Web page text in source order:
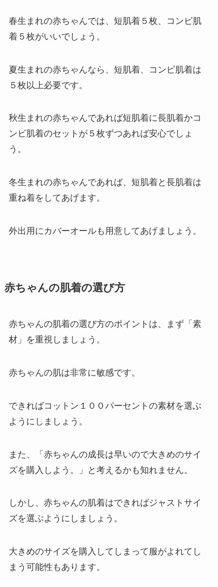
春生まれの赤ちゃんでは、短肌着５枚、コンビ肌
着５枚がいいでしょう。
夏生まれの赤ちゃんなら、短肌着、コンビ肌着は
５枚以上必要です。
秋生まれの赤ちゃんであれば短肌着に長肌着かコ
ンビ肌着のセットが５枚ずつあれば安心でしょ
う。
冬生まれの赤ちゃんであれば、短肌着と長肌着は
重ね着をしてあげます。
外出用にカバーオールも用意してあげましょう。
赤ちゃんの肌着の選び方
赤ちゃんの肌着の選び方のポイントは、まず「素
材」を重視しましょう。
赤ちゃんの肌は非常に敏感です。
できればコットン１００パーセントの素材を選ぶ
ようにしましょう。
また、「赤ちゃんの成長は早いので大きめのサイ
ズを購入しよう。」と考えるかも知れません。
しかし、赤ちゃんの肌着はできればジャストサイ
ズを選ぶようにしましょう。
大きめのサイズを購入してしまって服がよれてし
まう可能性もあります。